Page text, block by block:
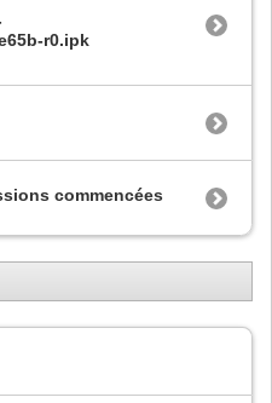
r0.ipk
commencées